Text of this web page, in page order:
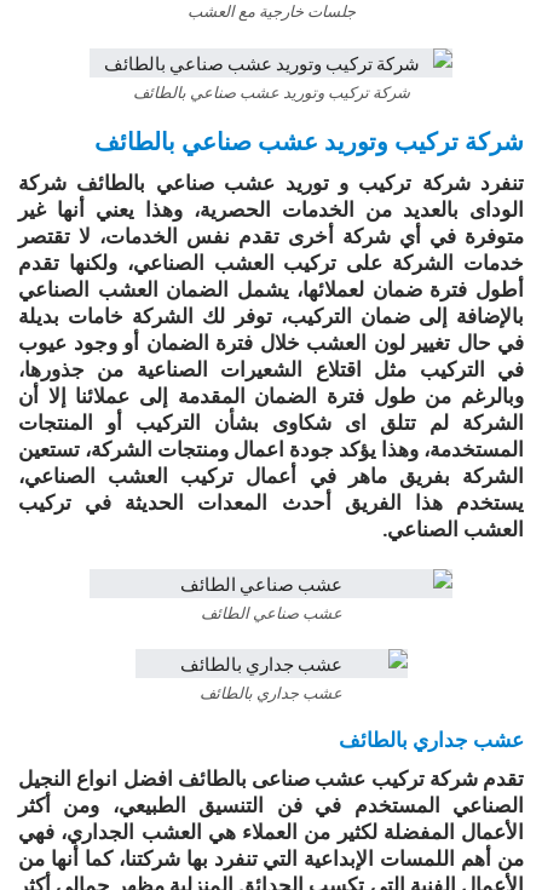
جلسات خارجية مع العشب
شركة تركيب وتوريد عشب صناعي بالطائف
شركة تركيب وتوريد عشب صناعي بالطائف
تنفرد شركة تركيب و توريد عشب صناعي بالطائف شركة
الوداى بالعديد من الخدمات الحصرية، وهذا يعني أنها غير
متوفرة في أي شركة أخرى تقدم نفس الخدمات، لا تقتصر
خدمات الشركة على تركيب العشب الصناعي، ولكنها تقدم
أطول فترة ضمان لعملائها، يشمل الضمان العشب الصناعي
بالإضافة إلى ضمان التركيب، توفر لك الشركة خامات بديلة
في حال تغيير لون العشب خلال فترة الضمان أو وجود عيوب
في التركيب مثل اقتلاع الشعيرات الصناعية من جذورها،
وبالرغم من طول فترة الضمان المقدمة إلى عملائنا إلا أن
الشركة لم تتلق اى شكاوى بشأن التركيب أو المنتجات
المستخدمة، وهذا يؤكد جودة اعمال ومنتجات الشركة، تستعين
الشركة بفريق ماهر في أعمال تركيب العشب الصناعي،
يستخدم هذا الفريق أحدث المعدات الحديثة في تركيب
العشب الصناعي.
عشب صناعي الطائف
عشب جداري بالطائف
عشب جداري بالطائف
تقدم شركة تركيب عشب صناعى بالطائف افضل انواع النجيل
الصناعي المستخدم في فن التنسيق الطبيعي، ومن أكثر
الأعمال المفضلة لكثير من العملاء هي العشب الجداري، فهي
من أهم اللمسات الإبداعية التي تنفرد بها شركتنا، كما أنها من